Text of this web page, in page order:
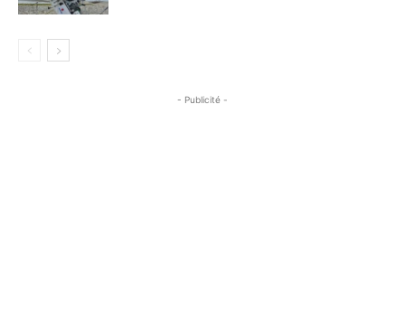
- Publicité -